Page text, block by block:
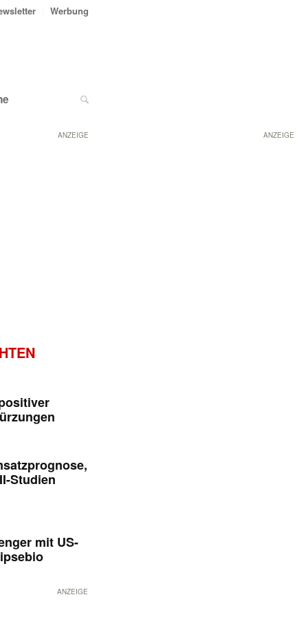
ANZEIGE
Werbung
ANZEIGE
Studien
mit US-
ANZEIGE